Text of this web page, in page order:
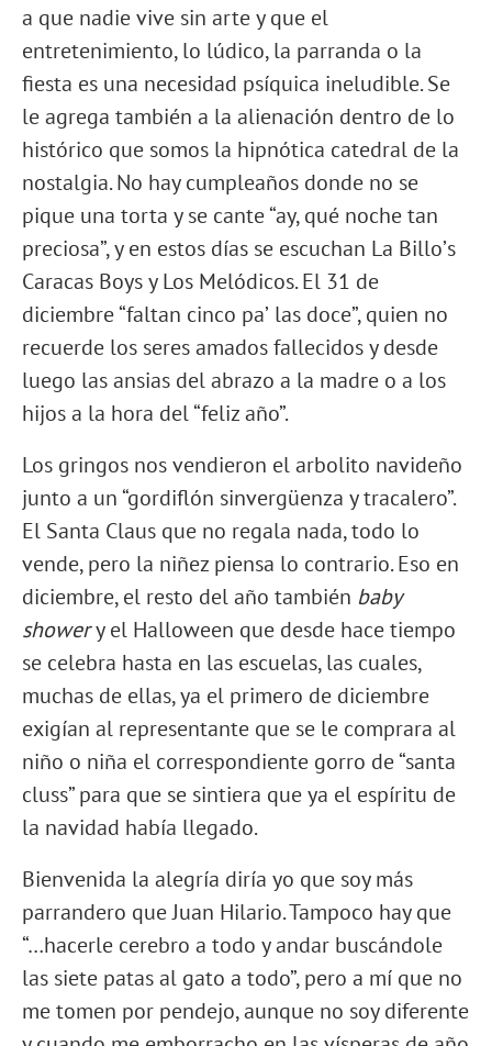
a que nadie vive sin arte y que el
entretenimiento, lo lúdico, la parranda o la
fiesta es una necesidad psíquica ineludible. Se
le agrega también a la alienación dentro de lo
histórico que somos la hipnótica catedral de la
nostalgia. No hay cumpleaños donde no se
pique una torta y se cante “ay, qué noche tan
preciosa”, y en estos días se escuchan La Billoʼs
Caracas Boys y Los Melódicos. El 31 de
diciembre “faltan cinco paʼ las doce”, quien no
recuerde los seres amados fallecidos y desde
luego las ansias del abrazo a la madre o a los
hijos a la hora del “feliz año”.
Los gringos nos vendieron el arbolito navideño
junto a un “gordiflón sinvergüenza y tracalero”.
El Santa Claus que no regala nada, todo lo
vende, pero la niñez piensa lo contrario. Eso en
diciembre, el resto del año también baby
showery el Halloween que desde hace tiempo
se celebra hasta en las escuelas, las cuales,
muchas de ellas, ya el primero de diciembre
exigían al representante que se le comprara al
niño o niña el correspondiente gorro de “santa
cluss” para que se sintiera que ya el espíritu de
la navidad había llegado.
Bienvenida la alegría diría yo que soy más
parrandero que Juan Hilario. Tampoco hay que
“…hacerle cerebro a todo y andar buscándole
las siete patas al gato a todo”, pero a mí que no
me tomen por pendejo, aunque no soy diferente